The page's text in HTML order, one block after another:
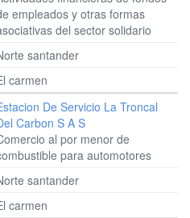
empleados y otras formas
del sector solidario
santander
carmen
De Servicio La Troncal
Carbon S A S
al por menor de
para automotores
santander
carmen